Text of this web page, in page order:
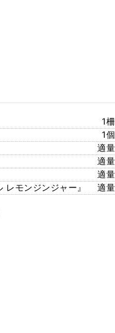
1柵
1個
適量
適量
適量
レモンジンジャー』
適量